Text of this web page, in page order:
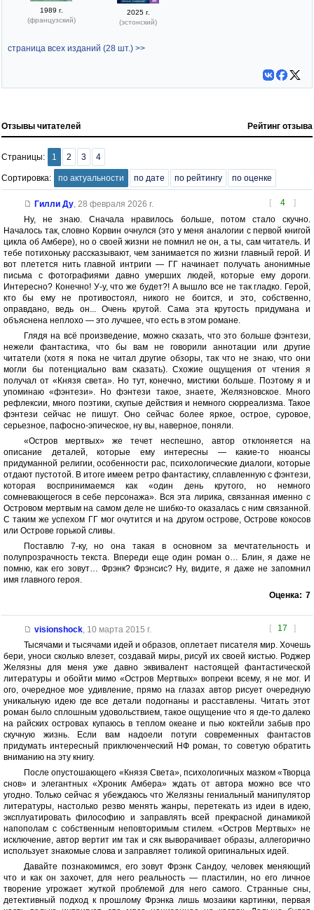
1989 г.
(французский)
2025 г.
(эстонский)
страница всех изданий (28 шт.) >>
Отзывы читателей Рейтинг отзыва
Страницы: 1 2 3 4
Сортировка: по актуальности по дате по рейтингу по оценке
[ 4 ]
Гилли Ду, 28 февраля 2026 г.
Ну, не знаю. Сначала нравилось больше, потом стало скучно.
Началось так, словно Корвин очнулся (это у меня аналогии с первой книгой
цикла об Амбере), но о своей жизни не помнил не он, а ты, сам читатель. И
тебе потихоньку рассказывают, чем занимается по жизни главный герой. И
вот плетется нить главной интриги — ГГ начинает получать анонимные
письма с фотографиями давно умерших людей, которые ему дороги.
Интересно? Конечно! У-у, что же будет?! А вышло все не так гладко. Герой,
кто бы ему не противостоял, никого не боится, и это, собственно,
оправдано, ведь он... Очень крутой. Сама эта крутость придумана и
объяснена неплохо — это лучшее, что есть в этом романе.
Глядя на всё произведение, можно сказать, что это больше фэнтези,
нежели фантастика, что бы вам не говорили аннотации или другие
читатели (хотя я пока не читал другие обзоры, так что не знаю, что они
могли бы потенциально вам сказать). Схожие ощущения от чтения я
получал от «Князя света». Но тут, конечно, мистики больше. Поэтому я и
упоминаю «фэнтези». Но фэнтези такое, знаете, Желязновское. Много
рефлексии, много поэтики, скупые действия и немного сюрреализма. Такое
фэнтези сейчас не пишут. Оно сейчас более яркое, острое, суровое,
серьезное, пафосно-эпическое, ну вы, наверное, поняли.
«Остров мертвых» же течет неспешно, автор отклоняется на
описание деталей, которые ему интересны — какие-то нюансы
придуманной религии, особенности рас, психологические диалоги, которые
отдают пустотой. В итоге имеем ретро фантастику, сплавленную с фэнтези,
которая воспринимаемся как «один день крутого, но немного
сомневающегося в себе персонажа». Вся эта лирика, связанная именно с
Островом мертвым на самом деле не шибко-то оказалась с ним связанной.
С таким же успехом ГГ мог очутится и на другом острове, Острове кокосов
или Острове горькой сливы.
Поставлю 7-ку, но она такая в основном за мечтательность и
полупрозрачность текста. Впереди еще один роман о… Блин, я даже не
помню, как его зовут… Фрэнк? Фрэнсис? Ну, видите, я даже не запомнил
имя главного героя.
Оценка: 7
[ 17 ]
visionshock, 10 марта 2015 г.
Тысячами и тысячами идей и образов, оплетает писателя мир. Хочешь
бери, уноси сколько влезет, создавай миры, рисуй их своей кистью. Роджер
Желязны для меня уже давно эквивалент настоящей фантастической
литературы и обойти мимо «Остров Мертвых» вопреки всему, я не мог. И
ого, очередное мое удивление, прямо на глазах автор рисует очередную
уникальную идею где все детали подогнаны и расставлены. Читать этот
роман было сплошным удовольствием, такое ощущение что я где-то далеко
на райских островах купаюсь в теплом океане и пью коктейли забыв про
скучную жизнь. Если вам надоели потуги современных фантастов
придумать интересный приключенческий НФ роман, то советую обратить
вниманию на эту книгу.
После опустошающего «Князя Света», психологичных мазком «Творца
снов» и элегантных «Хроник Амбера» ждать от автора можно все что
угодно. Только сейчас я убеждаюсь что Желязны гениальный манипулятор
литературы, настолько резво менять жанры, перетекать из идеи в идею,
эксплуатировать философию и заправлять всей прекрасной динамикой
напополам с собственным неповторимым стилем. «Остров Мертвых» не
исключение, автор вертит им так и сяк выворачивает образы, аллегорично
использует знакомые слова и заправляет толикой оригинальных идей.
Давайте познакомимся, его зовут Фрэнк Сандоу, человек меняющий
что и как он захочет, для него реальность — пластилин, но его личное
творение угрожает жуткой проблемой для него самого. Странные сны,
детективный подход к прошлому Фрэнка лишь мозаики картинки, первая